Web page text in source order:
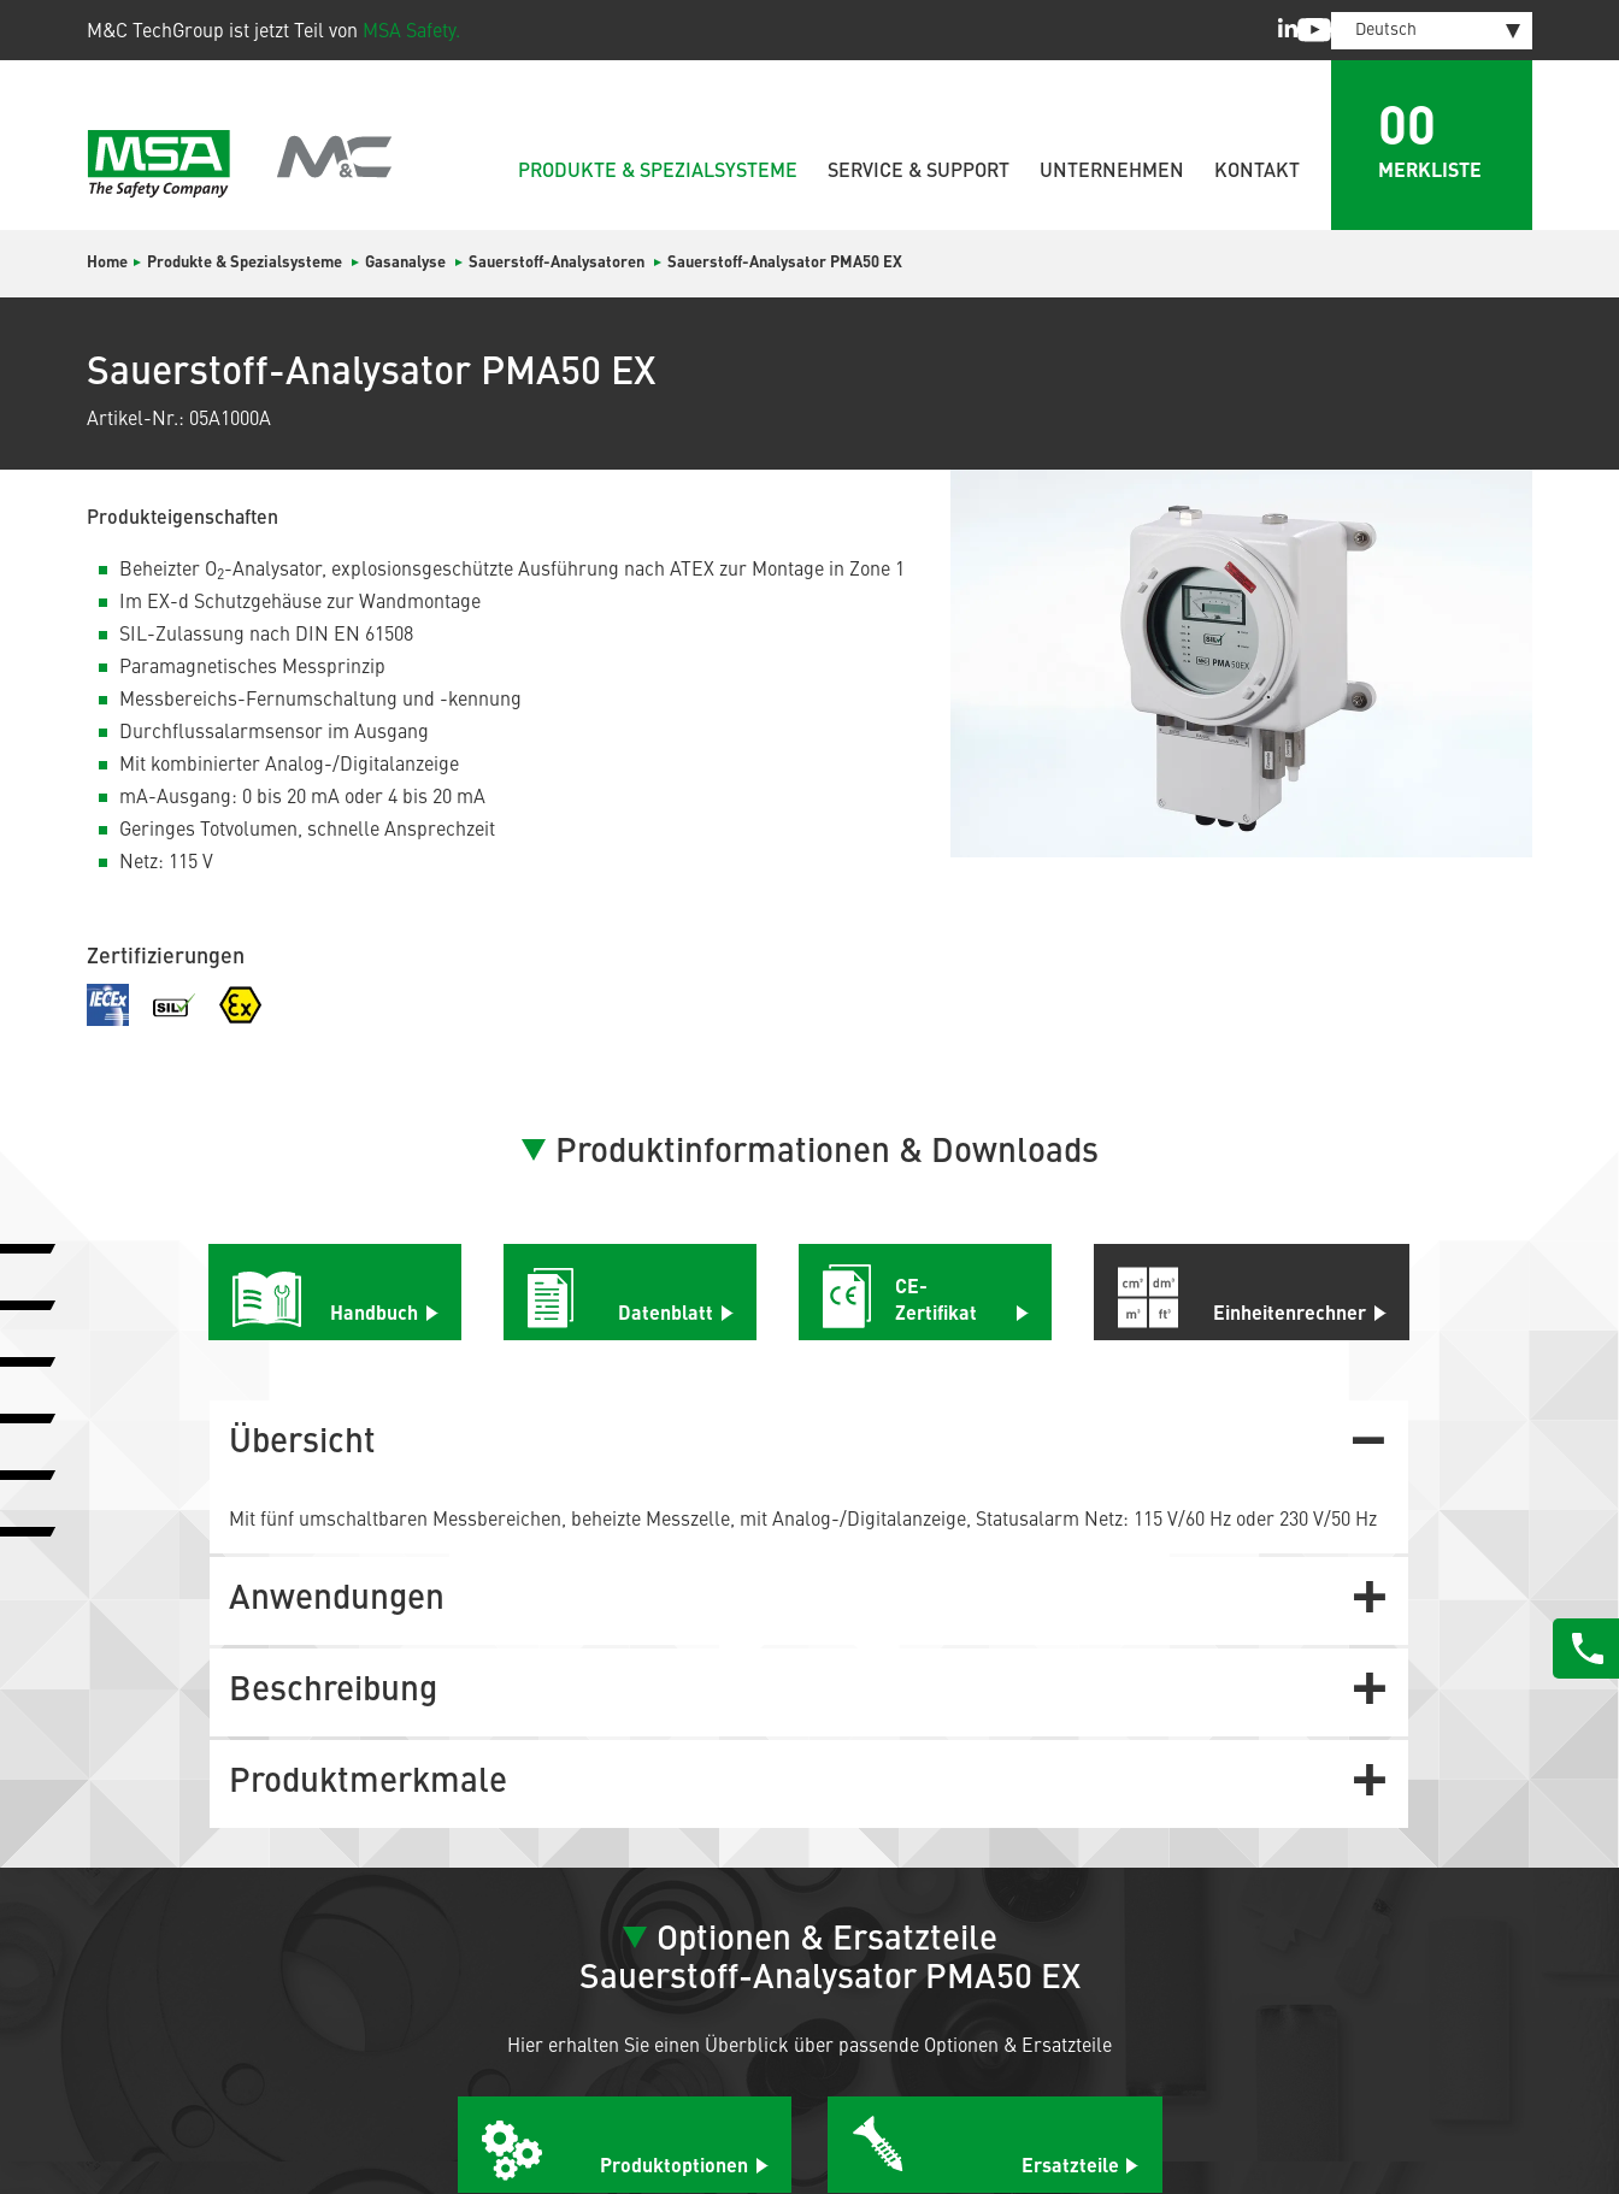
M&C TechGroup ist jetzt Teil von MSA Safety. LinkedIn
YoutubeDeutsch
PRODUKTE & SPEZIALSYSTEME SERVICE & SUPPORT UNTERNEHMEN KONTAKT
00
MERKLISTE
Home Produkte & Spezialsysteme Gasanalyse Sauerstoff-Analysatoren Sauerstoff-Analysator PMA50 EX
Sauerstoff-Analysator PMA50 EX
Artikel-Nr.: 05A1000A
Produkteigenschaften
Beheizter O2-Analysator, explosionsgeschützte Ausführung nach ATEX zur Montage in Zone 1
Im EX-d Schutzgehäuse zur Wandmontage
SIL-Zulassung nach DIN EN 61508
Paramagnetisches Messprinzip
Messbereichs-Fernumschaltung und -kennung
Durchflussalarmsensor im Ausgang
Mit kombinierter Analog-/Digitalanzeige
mA-Ausgang: 0 bis 20 mA oder 4 bis 20 mA
Geringes Totvolumen, schnelle Ansprechzeit
Netz: 115 V
Zertifizierungen
Produktinformationen & Downloads
Handbuch Datenblatt
CE-
Zertifikat
Einheitenrechner
Übersicht
Mit fünf umschaltbaren Messbereichen, beheizte Messzelle, mit Analog-/Digitalanzeige, Statusalarm Netz: 115 V/60 Hz oder 230 V/50 Hz
Anwendungen
Beschreibung
Produktmerkmale
Optionen & Ersatzteile
Sauerstoff-Analysator PMA50 EX
Hier erhalten Sie einen Überblick über passende Optionen & Ersatzteile
Produktoptionen Ersatzteile